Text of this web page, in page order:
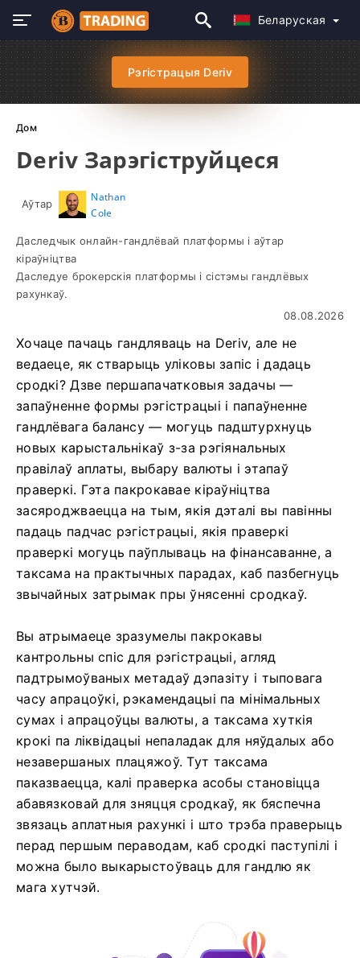
Беларуская
Рэгістрацыя Deriv
Дом
Deriv Зарэгіструйцеся
Аўтар
Nathan
Cole
Даследчык онлайн-гандлёвай платформы і аўтар
кіраўніцтва
Даследуе брокерскія платформы і сістэмы гандлёвых
рахункаў.
08.08.2026
Хочаце пачаць гандляваць на Deriv, але не
ведаеце, як стварыць уліковы запіс і дадаць
сродкі? Дзве першапачатковыя задачы —
запаўненне формы рэгістрацыі і папаўненне
гандлёвага балансу — могуць падштурхнуць
новых карыстальнікаў з-за рэгіянальных
правілаў аплаты, выбару валюты і этапаў
праверкі. Гэта пакрокавае кіраўніцтва
засяроджваецца на тым, якія дэталі вы павінны
падаць падчас рэгістрацыі, якія праверкі
праверкі могуць паўплываць на фінансаванне, а
таксама на практычных парадах, каб пазбегнуць
звычайных затрымак пры ўнясенні сродкаў.
Вы атрымаеце зразумелы пакрокавы
кантрольны спіс для рэгістрацыі, агляд
падтрымоўваных метадаў дэпазіту і тыповага
часу апрацоўкі, рэкамендацыі па мінімальных
сумах і апрацоўцы валюты, а таксама хуткія
крокі па ліквідацыі непаладак для няўдалых або
незавершаных плацяжоў. Тут таксама
паказваецца, калі праверка асобы становіцца
абавязковай для зняцця сродкаў, як бяспечна
звязаць аплатныя рахункі і што трэба праверыць
перад першым пераводам, каб сродкі паступілі і
можна было выкарыстоўваць для гандлю як
мага хутчэй.